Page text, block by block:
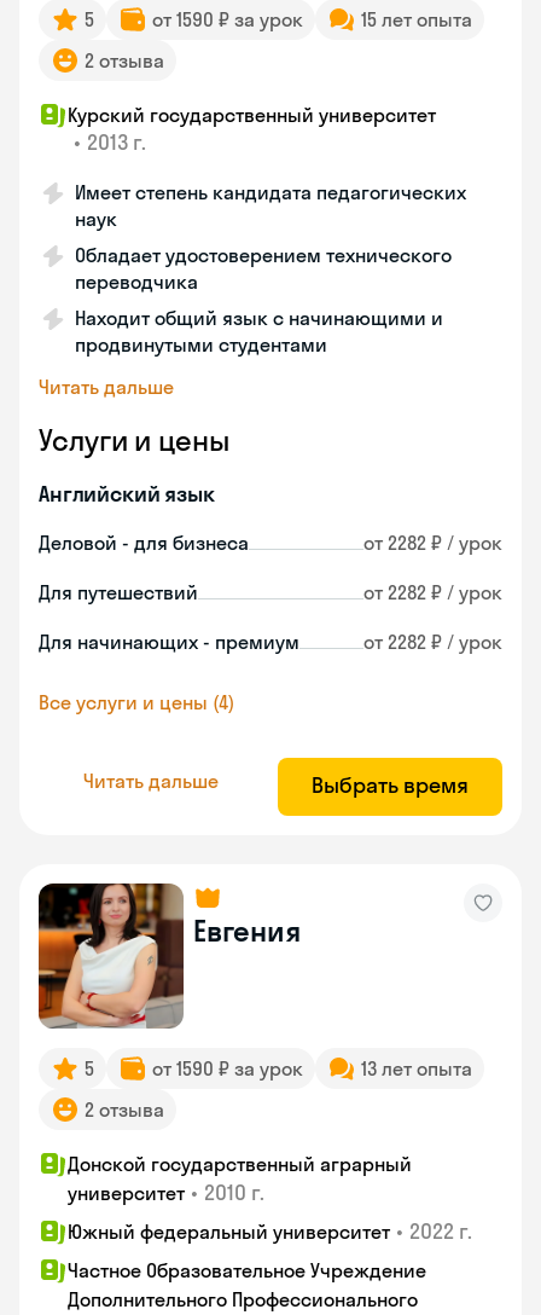
5 от 1590 ₽ за урок
15 лет опыта
2 отзыва
Курский государственный университет
• 2013 г.
Имеет степень кандидата педагогических
наук
Обладает удостоверением технического
переводчика
Находит общий язык с начинающими и
продвинутыми студентами
Читать дальше
Услуги и цены
Английский язык
Деловой - для бизнеса от 2282 ₽ / урок
Для путешествий от 2282 ₽ / урок
Для начинающих - премиум от 2282 ₽ / урок
Все услуги и цены (4)
Читать дальше Выбрать время
Евгения
5 от 1590 ₽ за урок
13 лет опыта
2 отзыва
Донской государственный аграрный
университет • 2010 г.
Южный федеральный университет • 2022 г.
Частное Образовательное Учреждение
Дополнительного Профессионального